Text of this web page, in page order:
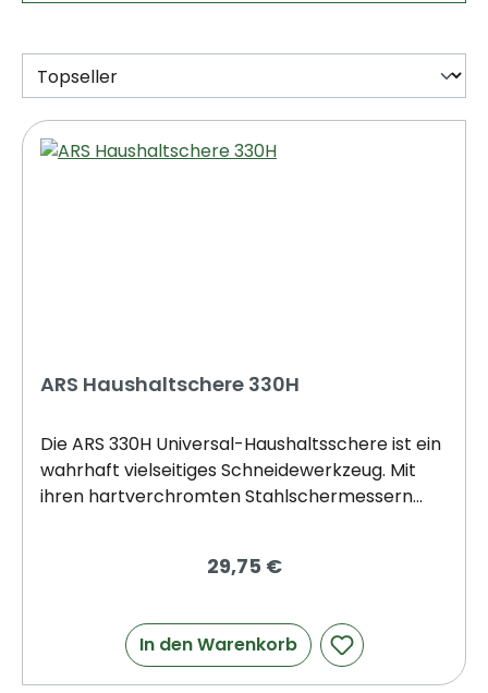
ARS Haushaltschere 330H
Die ARS 330H Universal-Haushaltsschere ist ein
wahrhaft vielseitiges Schneidewerkzeug. Mit
ihren hartverchromten Stahlschermessern
Metallbänder, elektrische Leitungen, Aluminium
Blumenstiele, Teppichböden, Lebensmittel,
Krustentiere, Verpackungen, Fäden, Kordeln,
Wolle, Tapeten, Papier, Gurte, Filz und vieles
29,75 €
In den Warenkorb